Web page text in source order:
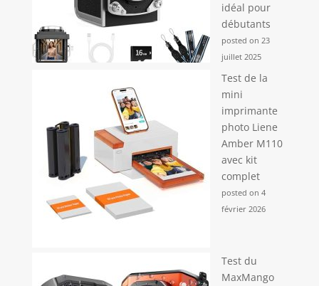
idéal pour
débutants
posted on 23
juillet 2025
Test de la
mini
imprimante
photo Liene
Amber M110
avec kit
complet
posted on 4
février 2026
Test du
MaxMango